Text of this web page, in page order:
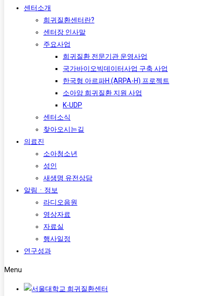
센터소개
희귀질환센터란?
센터장 인사말
주요사업
희귀질환 전문기관 운영사업
국가바이오빅데이터사업 구축 사업
한국형 아르파H (ARPA-H) 프로젝트​
소아암 희귀질환 지원 사업
K-UDP
센터소식
찾아오시는길
의료진
소아청소년
성인
새생명 유전상담
알림ㆍ정보
라디오음원
영상자료
자료실
행사일정
연구성과
Menu